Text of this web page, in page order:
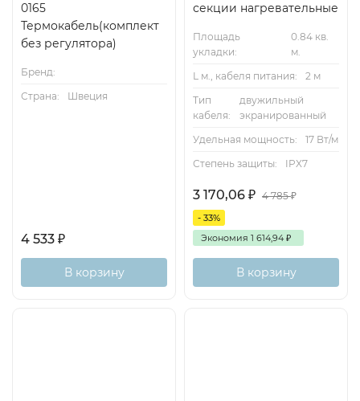
0165
Термокабель(комплект
без регулятора)
Бренд:
Страна:
Швеция
4 533 ₽
В корзину
секции нагревательные
Площадь
укладки:
0.84 кв.
м.
L м., кабеля питания:
2 м
Тип
кабеля:
двужильный
экранированный
Удельная мощность:
17 Вт/м
Степень защиты:
IPX7
3 170,06 ₽ 4 785₽
- 33%
Экономия 1 614,94 ₽
В корзину